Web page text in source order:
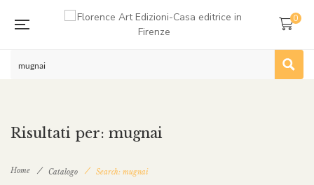
0
Risultati per: mugnai
Home Catalogo Search: mugnai